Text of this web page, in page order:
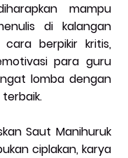
mampu
di kalangan
berpikir kritis,
para guru
lomba dengan
Saut Manihuruk
ciplakan, karya